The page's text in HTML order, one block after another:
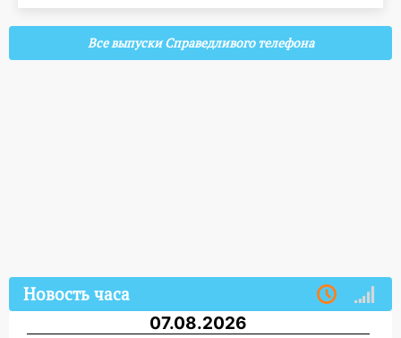
Все выпуски Справедливого телефона
Новость часа
07.08.2026